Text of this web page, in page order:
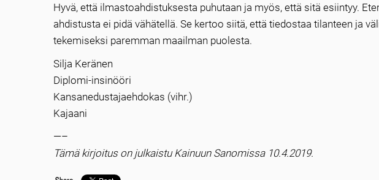
Hyvä, että ilmastoahdistuksesta puhutaan ja myös, että sitä esiintyy.
ahdistusta ei pidä vähätellä. Se kertoo siitä, että tiedostaa tilanteen ja
tekemiseksi paremman maailman puolesta.
Silja Keränen
Diplomi-insinööri
Kansanedustajaehdokas (vihr.)
Kajaani
—–
Tämä kirjoitus on julkaistu Kainuun Sanomissa 10.4.2019.